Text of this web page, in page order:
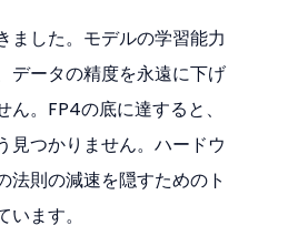
ました。モデルの学習能力
データの精度を永遠に下げ
。FP4の底に達すると、
見つかりません。ハードウ
法則の減速を隠すためのト
ます。